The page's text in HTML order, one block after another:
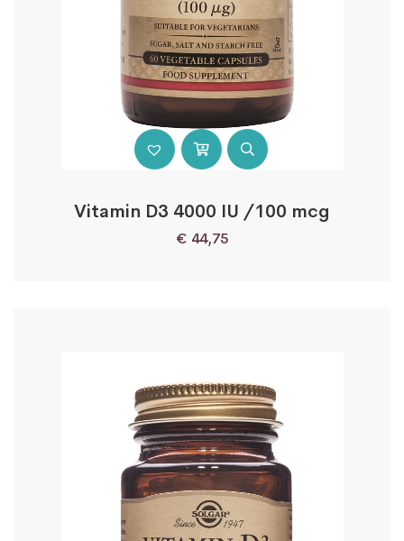
Vitamin D3 4000 IU /100 mcg
€ 44,75